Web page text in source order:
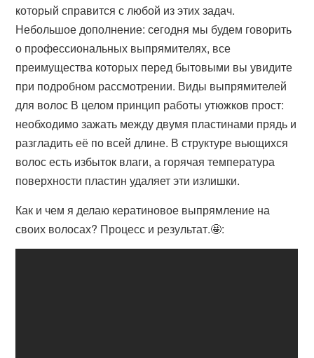
который справится с любой из этих задач.
Небольшое дополнение: сегодня мы будем говорить
о профессиональных выпрямителях, все
преимущества которых перед бытовыми вы увидите
при подробном рассмотрении. Виды выпрямителей
для волос В целом принцип работы утюжков прост:
необходимо зажать между двумя пластинами прядь и
разгладить её по всей длине. В структуре вьющихся
волос есть избыток влаги, а горячая температура
поверхности пластин удаляет эти излишки.
Как и чем я делаю кератиновое выпрямление на
своих волосах? Процесс и результат.🤩: